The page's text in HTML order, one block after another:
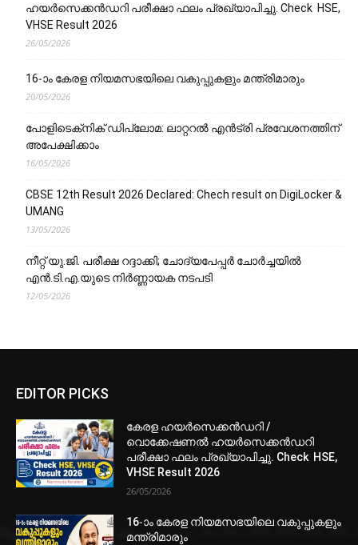
ഹയർസെക്കൻഡറി പരീക്ഷാ ഫലം പ്രഖ്യാപിച്ചു. Check HSE,
VHSE Result 2026
26/05/2026
16-ാം കേരള നിയമസഭയിലെ വകുപ്പുകളും മന്ത്രിമാരും
20/05/2026
പോളിടെക്‌നിക് ഡിപ്ലോമ: ലാറ്ററൽ എൻട്രി പ്രവേശനത്തിന്
അപേക്ഷിക്കാം
16/05/2026
CBSE 12th Result 2026 Declared: Chech result on DigiLocker &
UMANG
13/05/2026
നീറ്റ് യു.ജി. പരീക്ഷ റദ്ദാക്കി; ചോദ്യപേപ്പർ ചോർച്ചയിൽ
എൻ.ടി.എ.യുടെ നിർണ്ണായക നടപടി
12/05/2026
EDITOR PICKS
കേരള ഹയർസെക്കൻഡറി /
വൊക്കേഷണൽ ഹയർസെക്കൻഡറി
പരീക്ഷാ ഫലം പ്രഖ്യാപിച്ചു. Check HSE,
VHSE Result 2026
26/05/2026
16-ാം കേരള നിയമസഭയിലെ വകുപ്പുകളും
മന്ത്രിമാരും